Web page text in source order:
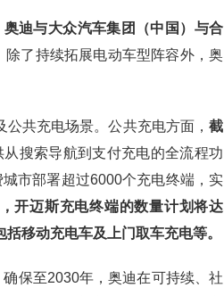
奥迪与大众汽车集团（中国）与合
除了持续拓展电动车型阵容外，奥
共充电场景。公共充电方面， 截
从搜索导航到支付充电的全流程功
市部署超过6000个充电终端，实
开迈斯充电终端的数量计划将达
移动充电车及上门取车充电等。
保至2030年，奥迪在可持续、社